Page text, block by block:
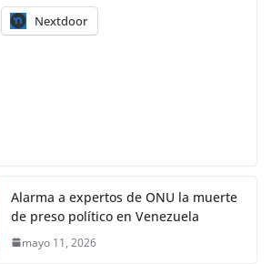
Nextdoor
Alarma a expertos de ONU la muerte
de preso político en Venezuela
mayo 11, 2026